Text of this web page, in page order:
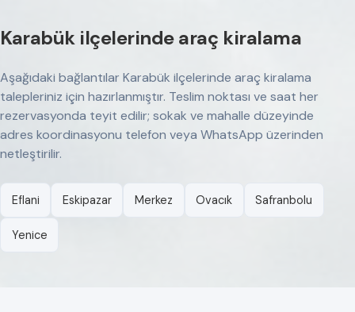
Karabük ilçelerinde araç kiralama
Aşağıdaki bağlantılar Karabük ilçelerinde araç kiralama
talepleriniz için hazırlanmıştır. Teslim noktası ve saat her
rezervasyonda teyit edilir; sokak ve mahalle düzeyinde
adres koordinasyonu telefon veya WhatsApp üzerinden
netleştirilir.
Eflani Eskipazar Merkez Ovacık Safranbolu
Yenice